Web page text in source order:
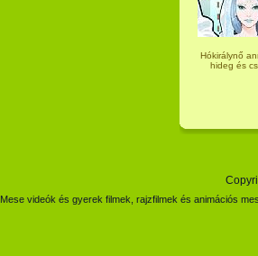
Hókirálynő
hideg és
Mese videók és gyerek filmek, rajzfilmek és animációs